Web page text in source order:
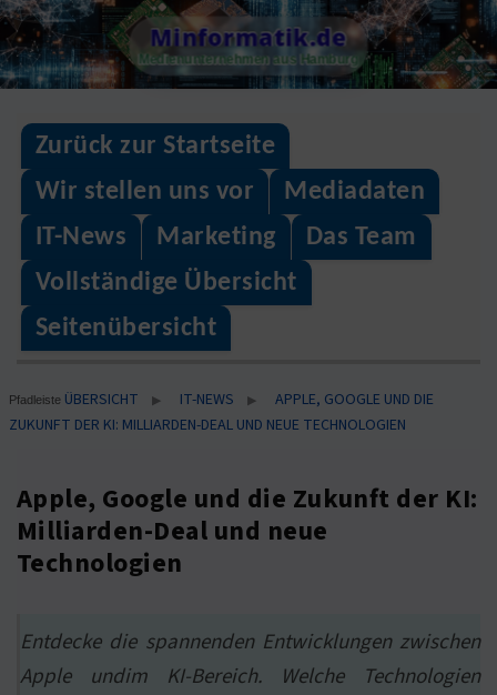
Skip
to
content
Minformatik.de
Medienunternehmen aus Hamburg
Zurück zur Startseite
Wir stellen uns vor
Mediadaten
IT-News
Marketing
Das Team
Vollständige Übersicht
Seitenübersicht
Pfadleiste ÜBERSICHT ▶ IT-NEWS ▶
APPLE, GOOGLE UND DIE
ZUKUNFT DER KI: MILLIARDEN-DEAL UND NEUE TECHNOLOGIEN
Apple, Google und die Zukunft der KI:
Milliarden-Deal und neue
Technologien
Entdecke die spannenden Entwicklungen zwischen
Apple undim KI-Bereich. Welche Technologien